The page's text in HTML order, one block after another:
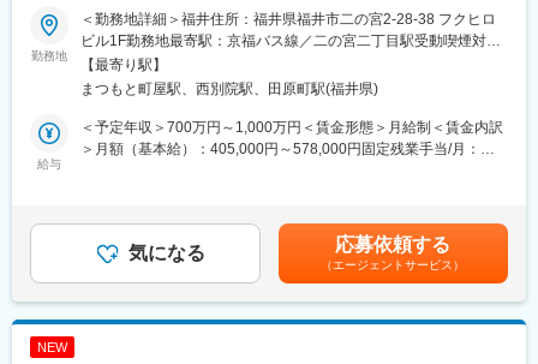
GitLab CI
【インフラ】
AWS（EC2、ECS、Aurora、S3、DynamoDB、ElastiCache、
Lambda、SQS、SNS、StepFunction、Elastic BeanStalk等）
【バージョン管理】
GitLab（マージリクエストベースでレビューを実施）
【コラボレーションツール】
当社は一人一人のメンバーが主体的・自発的な開発が行えるよ
う、プロダクトやその機能群ごとに少人数（3～5名程度）のチー
■業務内容：
プロダクト内外の技術課題の解決を担っていただきます。
入社後はまず、既存プロダクトの開発も行い、現状の開発体制を
把握いただきます。その後、プロダクト開発チームやアーキテク
チャ・インフラなど課題を発見し、解決に向けてプロダクトチー
ムと協業していく業務をお任せいたします。
■業務詳細：
・新技術の調査及びフィジビリティ検証
・新規事業／プロダクトの立ち上がり支援
・開発業務の品質チェック／レギュレーション策定
勤務地
＜勤務地詳細＞福井住所：福井県福井市二の宮2-28-38 フクヒロ
ビル1F勤務地最寄駅：京福バス線／二の宮二丁目駅受動喫煙対
策：屋内全面禁煙変更の範囲：会社の定める事業所
【最寄り駅】
まつもと町屋駅、西別院駅、田原町駅(福井県)
給与
＜予定年収＞700万円～1,000万円＜賃金形態＞月給制＜賃金内訳
＞月額（基本給）：405,000円～578,000円固定残業手当/月：
経験・能力等を考慮の上、当社規定により決定します。■給与改
定：年1回（業務内容と給与に大幅な乖離がある場合は、都度実施
することがあります）■決算賞与：年1回※過去実績2ヶ月（業績に
よる）賃金はあくまでも目安の金額であり、選考を通じて上下す
る可能性があります。月給(月額)は固定手当を含めた表記です。
気になる 応募依頼する
（エージェントサービス）
NEW